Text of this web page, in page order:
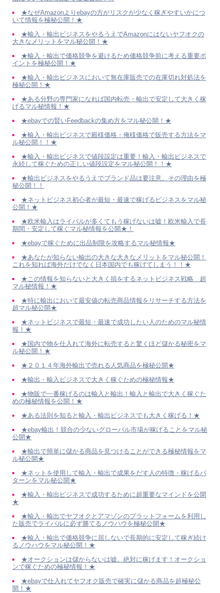
★なぜAmazonよりebayの方がリスクが少なく稼ぎやすいかにつ
いて情報を極秘公開！★
★輸入・輸出ビジネスをやるうえでAmazonにはないヤフオクの
大きなメリットをマル秘公開！★
★輸入・輸出で価格競争を避けるため価格競争前に考える重要ポ
イントを極秘公開！★
★輸入・輸出ビジネスにおいて無在庫販売での在庫切れ対処法を
極秘公開！★
★ある分野の専門家になれば国内転売・輸出で安定して大きく稼
げるマル秘情報！★
★ebayでの賢いFeedbackの集め方をマル秘公開！★
★輸入・輸出ビジネスで殿様価格・俺様価格で販売する方法をマ
ル秘公開！！★
★輸入・輸出ビジネスで値段設定は重要！輸入・輸出ビジネスで
永続して稼ぐための正しい値段設定をマル秘公開！！★
★輸出ビジネスをやるうえでブランド品は要注意。その理由を極
秘公開！！
★ネットビジネス初心者が最短・最速で稼げるビジネスをマル秘
公開！★
★欧米輸入はライバルが多くてもう稼げないは嘘！欧米輸入で長
期間・安定して稼ぐマル秘情報を公開★！
★ebayで稼ぐために出品制限を攻略するマル秘情報★
★あなたが知らない輸出の大きな大きなメリットをマル秘公開！
これを知れば海外だけでなく日本国内でも稼げてしまう！！★
★この情報を知らないと大きく損をするネットビジネス戦略 超
マル秘情報！★
★特に輸出において最安値の転売商品情報をリサーチする方法を
超マル秘公開★
★ネットビジネスで最短・最速で成功したい人のためのマル秘情
報！★
★国内で物を仕入れて海外に転売すると驚くほど儲かる秘密をマ
ル秘公開！★
★２０１４年海外輸出で売れる人気商品を極秘公開★
★輸出・輸入ビジネスで大きく稼ぐための極秘情報★
★物販で一番稼げるのは輸入と輸出！輸入と輸出で大きく稼ぐた
めの極秘情報を公開！★
★ある法則を知ると輸入・輸出ビジネスでも大きく稼げる！★
★ebay輸出！競合の少ないグローバル市場が稼げることをマル秘
公開★
★輸出で簡単に儲かる商品を見つけることができる極秘情報をマ
ル秘公開★
★ネットを使用して輸入・輸出で成果をだす人の特徴・稼げるパ
ターンをマル秘公開★
★輸入・輸出ビジネスで成功するために超重要なマインドを公開
★
★輸入・輸出でヤフオクとアマゾンのプラットフォームを利用し
た販売でライバルに必ず勝てるノウハウを極秘公開★
★輸入・輸出で価格競争に屈しないで長期的に安定して稼ぎ続け
るノウハウをマル秘公開！★
★オークションは儲からないは嘘。絶対に稼げます！オークショ
ンで稼ぐための極秘情報！★
★ebayで仕入れてヤフオク販売で確実に儲かる商品を超極秘公
開！★